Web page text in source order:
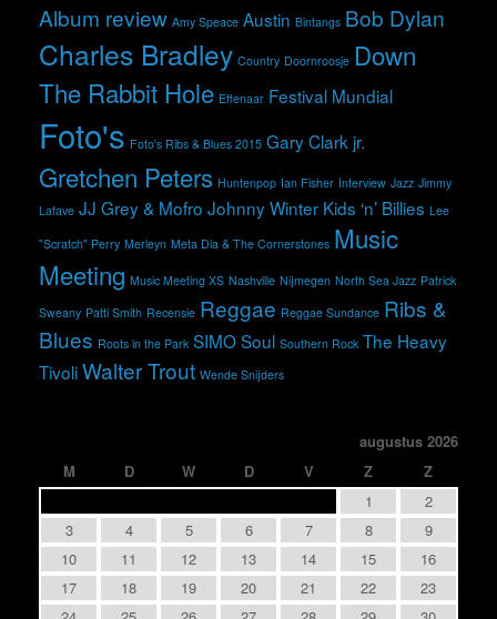
Album review Amy Speace Austin Bintangs Bob Dylan
Charles Bradley Country Doornroosje Down
The Rabbit Hole Effenaar Festival Mundial
Foto's Foto's Ribs & Blues 2015 Gary Clark jr.
Gretchen Peters Huntenpop Ian Fisher Interview Jazz Jimmy
Lafave JJ Grey & Mofro Johnny Winter Kids ‘n’ Billies Lee
"Scratch" Perry Merleyn Meta Dia & The Cornerstones Music
Meeting Music Meeting XS Nashville Nijmegen North Sea Jazz Patrick
Sweany Patti Smith Recensie Reggae Reggae Sundance Ribs &
Blues Roots in the Park SIMOSoul Southern Rock The Heavy
TivoliWalter Trout Wende Snijders
augustus 2026
M
D W D V Z
Z
1
2
3
4 5 6 7 8
9
10
11 12 13 14 15
16
17
18 19 20 21 22
23